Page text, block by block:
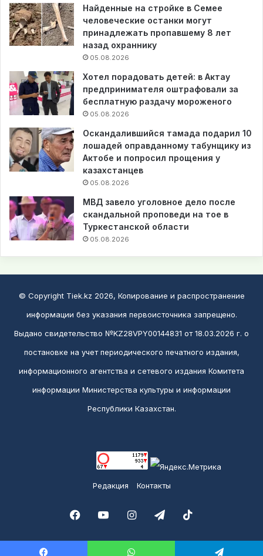
Найденные на стройке в Семее
человеческие останки могут
принадлежать пропавшему 8 лет
назад охраннику
05.08.2026
Хотел порадовать детей: в Актау
предпринимателя оштрафовали за
бесплатную раздачу мороженого
05.08.2026
Оскандалившийся тамада подарил 10
лошадей оправданному табунщику из
Актобе и попросил прощения у
казахстанцев
05.08.2026
МВД завело уголовное дело после
скандальной проповеди на тое в
Туркестанской области
05.08.2026
© Copyright Tiek.kz 2026, Копирование и распространение
информации без указания первоисточника запрещено.
Выдано свидетельство №KZ28VPY00144831 от 18.03.2026 г. о
постановке на учет периодического печатного издания,
информационного агентства и сетевого издания Комитета
информации Министерства культуры и информации
Республики Казахстан.
Редакция Контакты
FacebookYouTubeInstagramTelegram